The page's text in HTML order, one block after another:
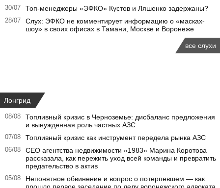
30/07 Топ-менеджеры «ЭФКО» Кустов и Ляшенко задержаны?
28/07
Слух: ЭФКО не комментирует информацию о «масках-
шоу» в своих офисах в Тамани, Москве и Воронеже
все слухи
Лонгрид
08/08
Топливный кризис в Черноземье: дисбаланс предложения
и вынужденная роль частных АЗС
07/08 Топливный кризис как инструмент передела рынка АЗС
06/08
CEO агентства недвижимости «1983» Марина Коротова
рассказала, как пережить уход всей команды и превратить
предательство в актив
05/08
Непонятное обвинение и вопрос о потерпевшем — как
прошло первое заседание по делу воронежского адвоката